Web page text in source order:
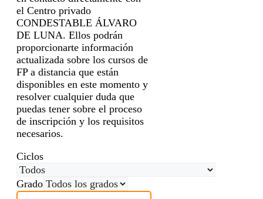
el Centro privado
CONDESTABLE ÁLVARO
DE LUNA. Ellos podrán
proporcionarte información
actualizada sobre los cursos de
FP a distancia que están
disponibles en este momento y
resolver cualquier duda que
puedas tener sobre el proceso
de inscripción y los requisitos
necesarios.
Ciclos
Grado